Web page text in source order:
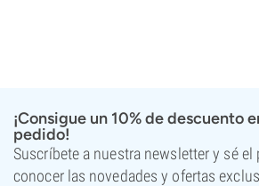
¡Consigue un 10% de descuento
pedido!
Suscríbete a nuestra newsletter y sé el
conocer las novedades y ofertas